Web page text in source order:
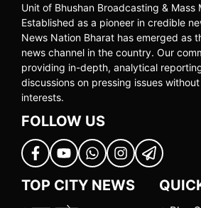
Unit of Bhushan Broadcasting & Mass
Established as a pioneer in credible
News Nation Bharat has emerged as
news channel in the country. Our
providing in-depth, analytical
discussions on pressing issues
interests.
FOLLOW US
TOP CITY NEWS